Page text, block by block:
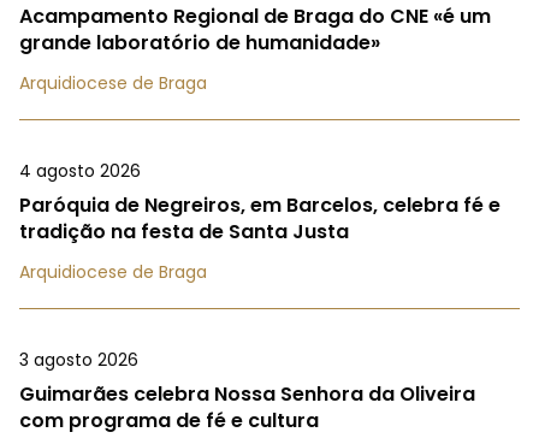
Acampamento Regional de Braga do CNE «é um
grande laboratório de humanidade»
Arquidiocese de Braga
4 agosto 2026
Paróquia de Negreiros, em Barcelos, celebra fé e
tradição na festa de Santa Justa
Arquidiocese de Braga
3 agosto 2026
Guimarães celebra Nossa Senhora da Oliveira
com programa de fé e cultura